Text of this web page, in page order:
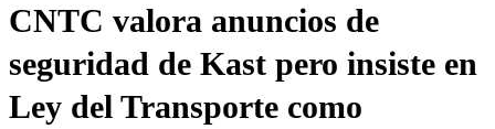
CNTC valora anuncios de
seguridad de Kast pero insiste en
Ley del Transporte como